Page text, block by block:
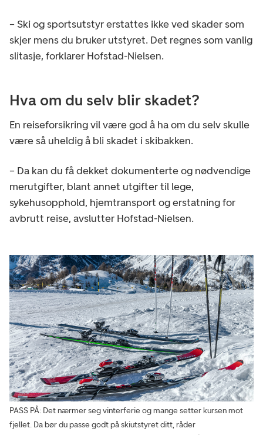
– Ski og sportsutstyr erstattes ikke ved skader som
skjer mens du bruker utstyret. Det regnes som vanlig
slitasje, forklarer Hofstad-Nielsen.
Hva om du selv blir skadet?
En reiseforsikring vil være god å ha om du selv skulle
være så uheldig å bli skadet i skibakken.
– Da kan du få dekket dokumenterte og nødvendige
merutgifter, blant annet utgifter til lege,
sykehusopphold, hjemtransport og erstatning for
avbrutt reise, avslutter Hofstad-Nielsen.
PASS PÅ: Det nærmer seg vinterferie og mange setter kursen mot
fjellet. Da bør du passe godt på skiutstyret ditt, råder